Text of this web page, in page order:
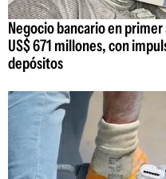
Negocio bancario en
US$ 671 millones, con
depósitos